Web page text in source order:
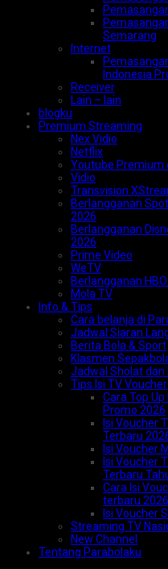
Semarang
Internet
Indonesia
Receiver
Lain – lain
blogku
Premium Streaming
Nex Vidio
Netflix
Youtube Premium
Vidio
Transvision
Berlangganan
2026
Berlangganan
2026
Prime Video
WeTV
Berlangganan
Mola TV
Info & Tips
Cara belanja di
Jadwal Siaran
Berita Bola & Sport
Klasmen
Jadwal Sholat dan
Tips Isi TV Voucher
Cara Top
Promo 2026
Isi Voucher
Terbaru
Isi Voucher
Isi Voucher
Terbaru
Cara Isi
terbaru 2026
Isi Voucher
Streaming TV
New Channel
Tentang Parabolaku